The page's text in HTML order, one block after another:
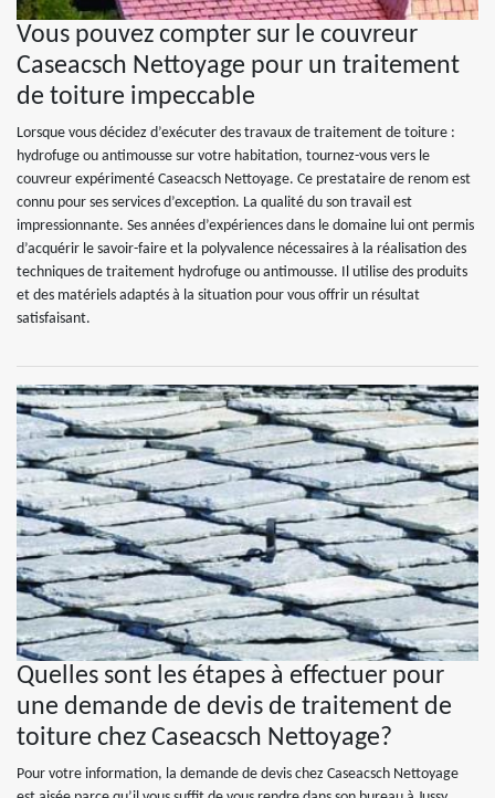
Vous pouvez compter sur le couvreur
Caseacsch Nettoyage pour un traitement
de toiture impeccable
Lorsque vous décidez d’exécuter des travaux de traitement de toiture :
hydrofuge ou antimousse sur votre habitation, tournez-vous vers le
couvreur expérimenté Caseacsch Nettoyage. Ce prestataire de renom est
connu pour ses services d’exception. La qualité du son travail est
impressionnante. Ses années d’expériences dans le domaine lui ont permis
d’acquérir le savoir-faire et la polyvalence nécessaires à la réalisation des
techniques de traitement hydrofuge ou antimousse. Il utilise des produits
et des matériels adaptés à la situation pour vous offrir un résultat
satisfaisant.
Quelles sont les étapes à effectuer pour
une demande de devis de traitement de
toiture chez Caseacsch Nettoyage?
Pour votre information, la demande de devis chez Caseacsch Nettoyage